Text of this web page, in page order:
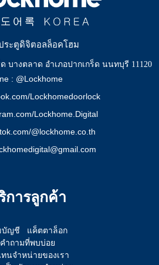
ระตูดิจิตอลล็อคโฮม
บางตลาด อำเภอปากเกร็ด นนทบุรี 11120
: @Lockhome
Lockhomedoorlock
Lockhome.Digital
@lockhome.co.th
การลูกค้า
บัญชี
แค็ตตาล็อก
คำถามที่พบบ่อย
นจำหน่ายของเรา